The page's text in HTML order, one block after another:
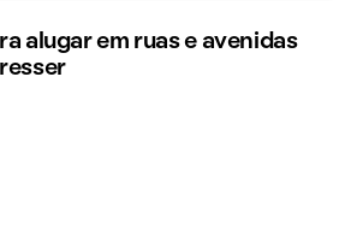
alugar em ruas e avenidas